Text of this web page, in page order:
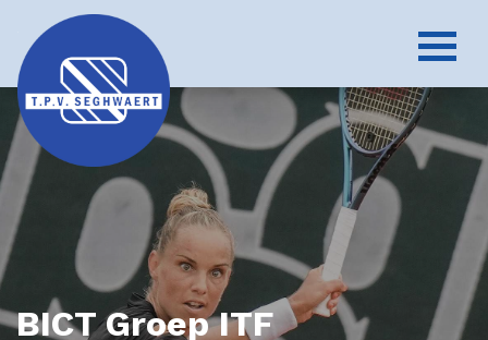
BICT Groep ITF